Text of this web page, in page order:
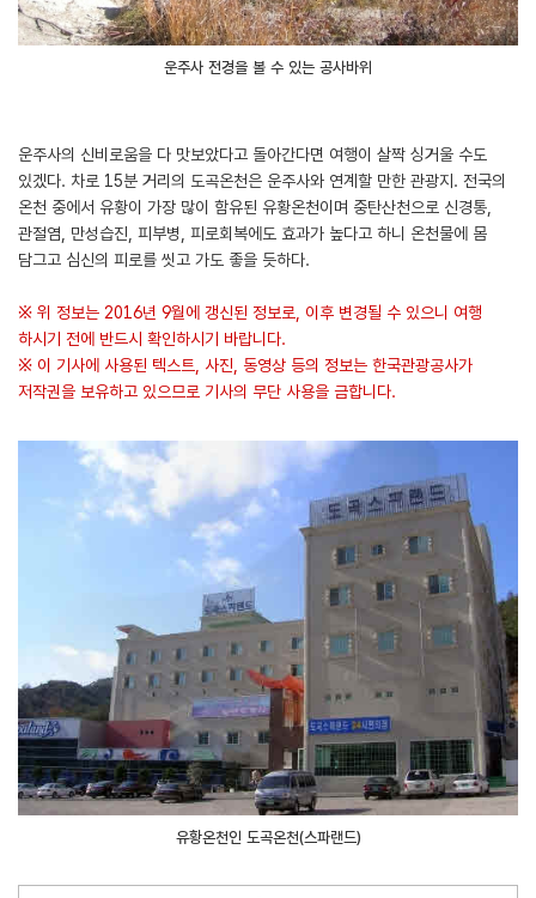
운주사 전경을 볼 수 있는 공사바위
운주사의 신비로움을 다 맛보았다고 돌아간다면 여행이 살짝 싱거울 수도
있겠다. 차로 15분 거리의 도곡온천은 운주사와 연계할 만한 관광지. 전국의
온천 중에서 유황이 가장 많이 함유된 유황온천이며 중탄산천으로 신경통,
관절염, 만성습진, 피부병, 피로회복에도 효과가 높다고 하니 온천물에 몸
담그고 심신의 피로를 씻고 가도 좋을 듯하다.
※ 위 정보는 2016년 9월에 갱신된 정보로, 이후 변경될 수 있으니 여행
하시기 전에 반드시 확인하시기 바랍니다.
※ 이 기사에 사용된 텍스트, 사진, 동영상 등의 정보는 한국관광공사가
저작권을 보유하고 있으므로 기사의 무단 사용을 금합니다.
유황온천인 도곡온천(스파랜드)